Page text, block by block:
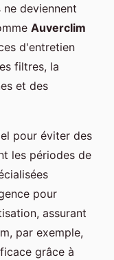
deviennent
Auverclim
d'entretien
filtres, la
et des
pour éviter des
les périodes de
pour
assurant
par exemple,
grâce à